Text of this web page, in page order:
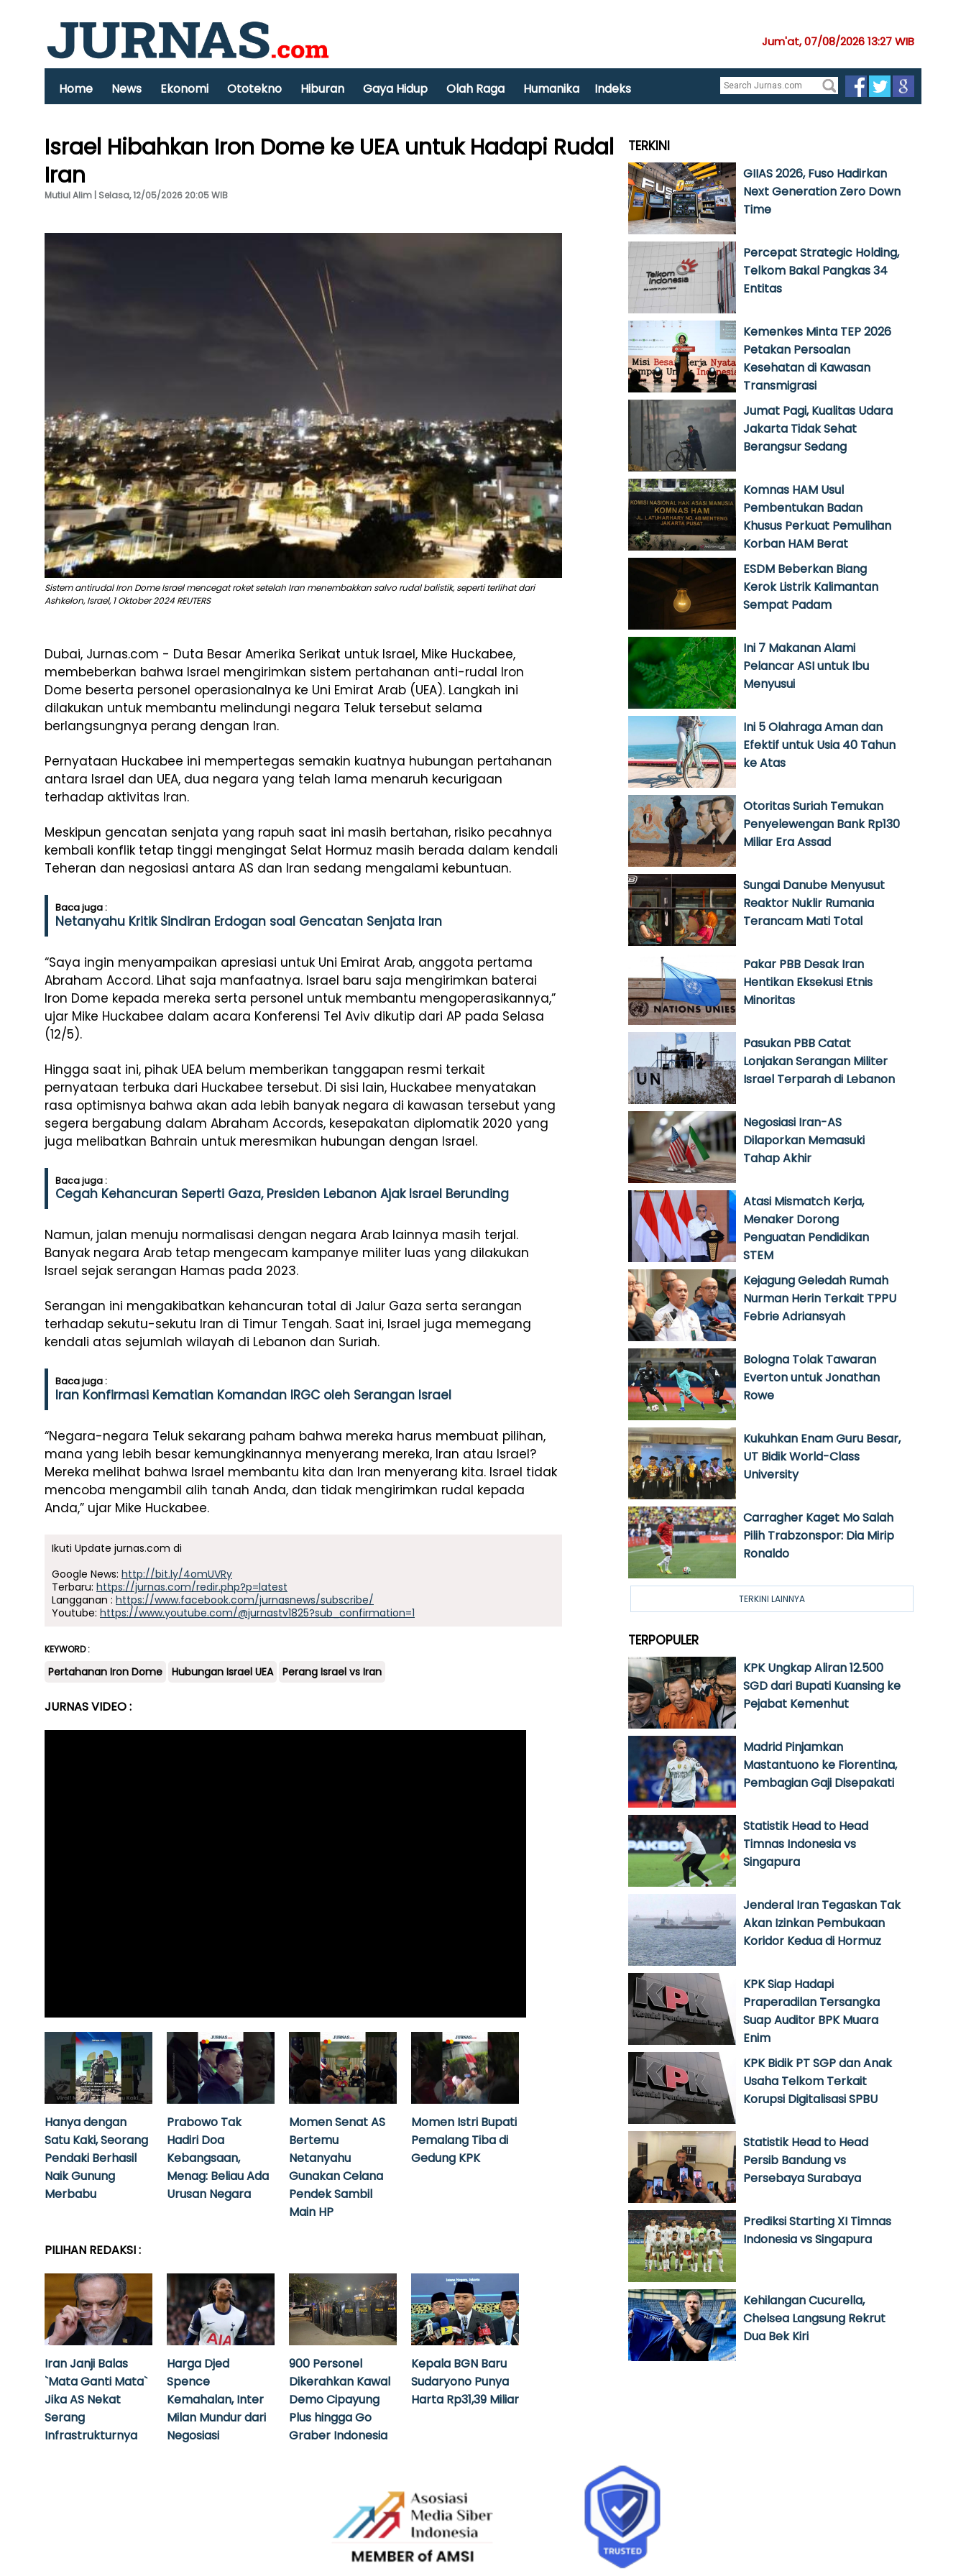
Jum'at, 07/08/2026 13:27 WIB
Home News Ekonomi Ototekno Hiburan Gaya Hidup Olah Raga Humanika Indeks
Israel Hibahkan Iron Dome ke UEA untuk Hadapi Rudal
Iran
Mutiul Alim | Selasa, 12/05/2026 20:05 WIB
Sistem antirudal Iron Dome Israel mencegat roket setelah Iran menembakkan salvo rudal balistik, seperti terlihat dari
Ashkelon, Israel, 1 Oktober 2024 REUTERS
Dubai, Jurnas.com - Duta Besar Amerika Serikat untuk Israel, Mike Huckabee,
membeberkan bahwa Israel mengirimkan sistem pertahanan anti-rudal Iron
Dome beserta personel operasionalnya ke Uni Emirat Arab (UEA). Langkah ini
dilakukan untuk membantu melindungi negara Teluk tersebut selama
berlangsungnya perang dengan Iran.
Pernyataan Huckabee ini mempertegas semakin kuatnya hubungan pertahanan
antara Israel dan UEA, dua negara yang telah lama menaruh kecurigaan
terhadap aktivitas Iran.
Meskipun gencatan senjata yang rapuh saat ini masih bertahan, risiko pecahnya
kembali konflik tetap tinggi mengingat Selat Hormuz masih berada dalam kendali
Teheran dan negosiasi antara AS dan Iran sedang mengalami kebuntuan.
Baca juga :
Netanyahu Kritik Sindiran Erdogan soal Gencatan Senjata Iran
“Saya ingin menyampaikan apresiasi untuk Uni Emirat Arab, anggota pertama
Abraham Accord. Lihat saja manfaatnya. Israel baru saja mengirimkan baterai
Iron Dome kepada mereka serta personel untuk membantu mengoperasikannya,”
ujar Mike Huckabee dalam acara Konferensi Tel Aviv dikutip dari AP pada Selasa
(12/5).
Hingga saat ini, pihak UEA belum memberikan tanggapan resmi terkait
pernyataan terbuka dari Huckabee tersebut. Di sisi lain, Huckabee menyatakan
rasa optimisnya bahwa akan ada lebih banyak negara di kawasan tersebut yang
segera bergabung dalam Abraham Accords, kesepakatan diplomatik 2020 yang
juga melibatkan Bahrain untuk meresmikan hubungan dengan Israel.
Baca juga :
Cegah Kehancuran Seperti Gaza, Presiden Lebanon Ajak Israel Berunding
Namun, jalan menuju normalisasi dengan negara Arab lainnya masih terjal.
Banyak negara Arab tetap mengecam kampanye militer luas yang dilakukan
Israel sejak serangan Hamas pada 2023.
Serangan ini mengakibatkan kehancuran total di Jalur Gaza serta serangan
terhadap sekutu-sekutu Iran di Timur Tengah. Saat ini, Israel juga memegang
kendali atas sejumlah wilayah di Lebanon dan Suriah.
Baca juga :
Iran Konfirmasi Kematian Komandan IRGC oleh Serangan Israel
“Negara-negara Teluk sekarang paham bahwa mereka harus membuat pilihan,
mana yang lebih besar kemungkinannya menyerang mereka, Iran atau Israel?
Mereka melihat bahwa Israel membantu kita dan Iran menyerang kita. Israel tidak
mencoba mengambil alih tanah Anda, dan tidak mengirimkan rudal kepada
Anda,” ujar Mike Huckabee.
Ikuti Update jurnas.com di
Google News: http://bit.ly/4omUVRy
Terbaru: https://jurnas.com/redir.php?p=latest
Langganan : https://www.facebook.com/jurnasnews/subscribe/
Youtube: https://www.youtube.com/@jurnastv1825?sub_confirmation=1
KEYWORD :
Pertahanan Iron Dome Hubungan Israel UEA Perang Israel vs Iran
JURNAS VIDEO :
Hanya dengan
Satu Kaki, Seorang
Pendaki Berhasil
Naik Gunung
Merbabu
Prabowo Tak
Hadiri Doa
Kebangsaan,
Menag: Beliau Ada
Urusan Negara
Momen Senat AS
Bertemu
Netanyahu
Gunakan Celana
Pendek Sambil
Main HP
Momen Istri Bupati
Pemalang Tiba di
Gedung KPK
PILIHAN REDAKSI :
Iran Janji Balas
`Mata Ganti Mata`
Jika AS Nekat
Serang
Infrastrukturnya
Harga Djed
Spence
Kemahalan, Inter
Milan Mundur dari
Negosiasi
900 Personel
Dikerahkan Kawal
Demo Cipayung
Plus hingga Go
Graber Indonesia
Kepala BGN Baru
Sudaryono Punya
Harta Rp31,39 Miliar
TERKINI
GIIAS 2026, Fuso Hadirkan
Next Generation Zero Down
Time
Percepat Strategic Holding,
Telkom Bakal Pangkas 34
Entitas
Kemenkes Minta TEP 2026
Petakan Persoalan
Kesehatan di Kawasan
Transmigrasi
Jumat Pagi, Kualitas Udara
Jakarta Tidak Sehat
Berangsur Sedang
Komnas HAM Usul
Pembentukan Badan
Khusus Perkuat Pemulihan
Korban HAM Berat
ESDM Beberkan Biang
Kerok Listrik Kalimantan
Sempat Padam
Ini 7 Makanan Alami
Pelancar ASI untuk Ibu
Menyusui
Ini 5 Olahraga Aman dan
Efektif untuk Usia 40 Tahun
ke Atas
Otoritas Suriah Temukan
Penyelewengan Bank Rp130
Miliar Era Assad
Sungai Danube Menyusut
Reaktor Nuklir Rumania
Terancam Mati Total
Pakar PBB Desak Iran
Hentikan Eksekusi Etnis
Minoritas
Pasukan PBB Catat
Lonjakan Serangan Militer
Israel Terparah di Lebanon
Negosiasi Iran-AS
Dilaporkan Memasuki
Tahap Akhir
Atasi Mismatch Kerja,
Menaker Dorong
Penguatan Pendidikan
STEM
Kejagung Geledah Rumah
Nurman Herin Terkait TPPU
Febrie Adriansyah
Bologna Tolak Tawaran
Everton untuk Jonathan
Rowe
Kukuhkan Enam Guru Besar,
UT Bidik World-Class
University
Carragher Kaget Mo Salah
Pilih Trabzonspor: Dia Mirip
Ronaldo
TERKINI LAINNYA
TERPOPULER
KPK Ungkap Aliran 12.500
SGD dari Bupati Kuansing ke
Pejabat Kemenhut
Madrid Pinjamkan
Mastantuono ke Fiorentina,
Pembagian Gaji Disepakati
Statistik Head to Head
Timnas Indonesia vs
Singapura
Jenderal Iran Tegaskan Tak
Akan Izinkan Pembukaan
Koridor Kedua di Hormuz
KPK Siap Hadapi
Praperadilan Tersangka
Suap Auditor BPK Muara
Enim
KPK Bidik PT SGP dan Anak
Usaha Telkom Terkait
Korupsi Digitalisasi SPBU
Statistik Head to Head
Persib Bandung vs
Persebaya Surabaya
Prediksi Starting XI Timnas
Indonesia vs Singapura
Kehilangan Cucurella,
Chelsea Langsung Rekrut
Dua Bek Kiri